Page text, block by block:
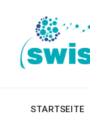
STARTSEITE